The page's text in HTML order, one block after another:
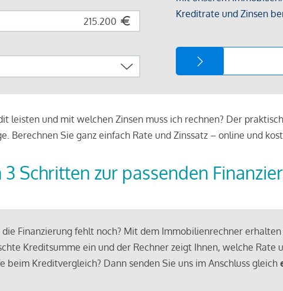
leisten und mit welchen Zinsen muss ich rechnen? Der
Berechnen Sie ganz einfach Rate und Zinssatz – online und
Schritten zur passenden
Finanzierung fehlt noch? Mit dem Immobilienrechner
Kreditsumme ein und der Rechner zeigt Ihnen, welche Rate
Kreditvergleich? Dann senden Sie uns im Anschluss gleich